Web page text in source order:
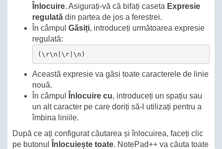
Înlocuire. Asigurați-vă că bifați caseta Expresie
regulată din partea de jos a ferestrei.
În câmpul Găsiți, introduceți următoarea expresie
regulată:
(\r\n|\r|\n)
Această expresie va găsi toate caracterele de linie
nouă.
În câmpul
Înlocuire cu, introduceți un spațiu sau
un alt caracter pe care doriți să-l utilizați pentru a
îmbina liniile.
După ce ați configurat căutarea și înlocuirea, faceți clic
pe butonul
Înlocuiește toate. NotePad++ va căuta toate